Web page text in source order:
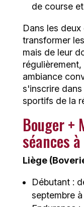
de course
Dans les
transformer
mais de leur
ambiance
s'inscrire
sportifs de la
Bouger +
séances
Liège
Débutant :
septembre